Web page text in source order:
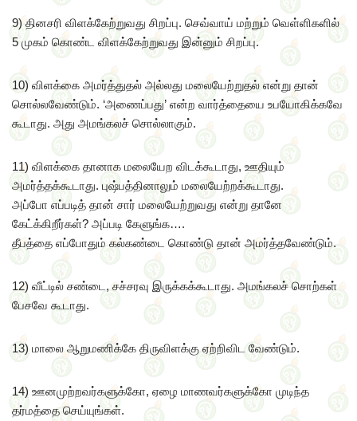
9) தினசரி விளக்கேற்றுவது சிறப்பு. செவ்வாய் மற்றும் வெள்ளிகளில்
5 முகம் கொண்ட விளக்கேற்றுவது இன்னும் சிறப்பு.
10) விளக்கை அமர்த்துதல் அல்லது மலையேற்றுதல் என்று தான்
சொல்லவேண்டும். ‘அணைப்பது’ என்ற வார்த்தையை உபயோகிக்கவே
கூடாது. அது அமங்கலச் சொல்லாகும்.
11) விளக்கை தானாக மலையேற விடக்கூடாது, ஊதியும்
அமர்த்தக்கூடாது. புஷ்பத்தினாலும் மலையேற்றக்கூடாது.
அப்போ எப்படித் தான் சார் மலையேற்றுவது என்று தானே
கேட்க்கிறீர்கள்? அப்படி கேளுங்க….
தீபத்தை எப்போதும் கல்கண்டை கொண்டு தான் அமர்த்தவேண்டும்.
12) வீட்டில் சண்டை, சச்சரவு இருக்கக்கூடாது. அமங்கலச் சொற்கள்
பேசவே கூடாது.
13) மாலை ஆறுமணிக்கே திருவிளக்கு ஏற்றிவிட வேண்டும்.
14) ஊனமுற்றவர்களுக்கோ, ஏழை மாணவர்களுக்கோ முடிந்த
தர்மத்தை செய்யுங்கள்.